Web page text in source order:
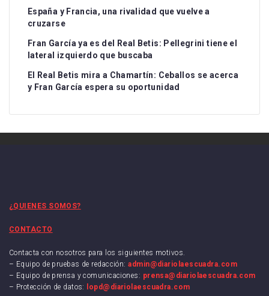
España y Francia, una rivalidad que vuelve a
cruzarse
Fran García ya es del Real Betis: Pellegrini tiene el
lateral izquierdo que buscaba
El Real Betis mira a Chamartín: Ceballos se acerca
y Fran García espera su oportunidad
¿QUIENES SOMOS?
CONTACTO
Contacta con nosotros para los siguientes motivos.
– Equipo de pruebas de redacción:admin@diariolaescuadra.com
– Equipo de prensa y comunicaciones: prensa@diariolaescuadra.com
– Protección de datos:
lopd@diariolaescuadra.com